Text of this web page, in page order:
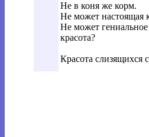
Не в коня же корм.
Не может настоящая
Не может гениальное
красота?
Красота слизящихся